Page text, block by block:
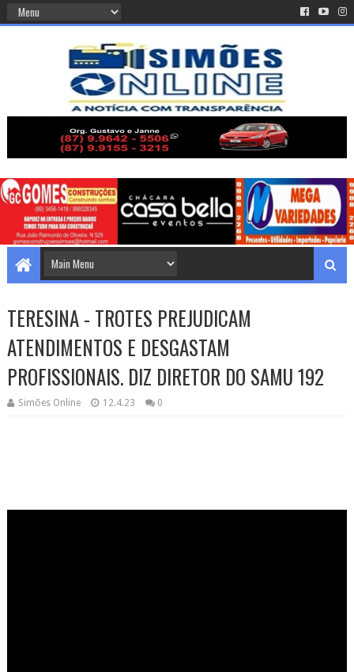
TERESINA - TROTES PREJUDICAM
ATENDIMENTOS E DESGASTAM
PROFISSIONAIS. DIZ DIRETOR DO SAMU 192
Simões Online 12.4.23 0